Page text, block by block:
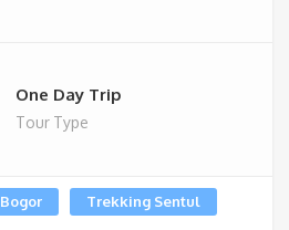
One Day Trip
Tour Type
Bogor Trekking Sentul